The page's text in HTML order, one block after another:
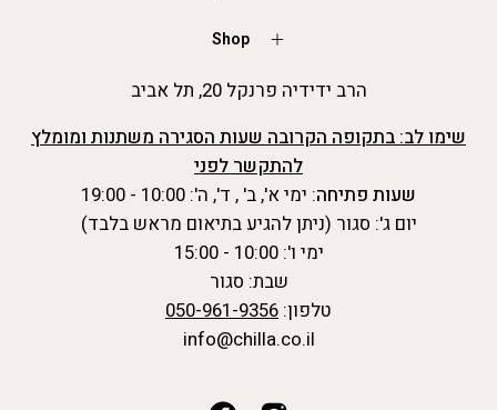
Shop
הרב ידידיה פרנקל 20, תל אביב
שימו לב: בתקופה הקרובה שעות הסגירה משתנות ומומלץ
להתקשר לפני
שעות פתיחה: ימי א', ב' , ד', ה': 10:00 - 19:00
יום ג': סגור (ניתן להגיע בתיאום מראש בלבד)
ימי ו': 10:00 - 15:00
שבת: סגור
טלפון: 050-961-9356
info@chilla.co.il